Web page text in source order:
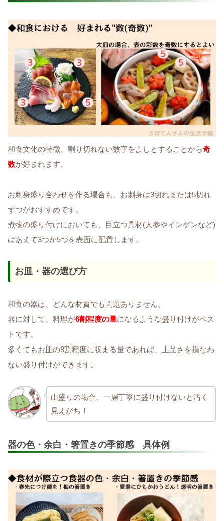
和食文化の特徴、割り切れない数字をよしとすることから奇
数が好まれます。
お刺身盛り合わせを作る場合も、お刺身は3切れまたは5切れ
ずつがおすすめです。
煮物の盛り付けにおいても、目立つ具材(人参やインゲンなど)
はあえて3つか5つを表面に配置します。
お皿・器の選び方
和食の器は、どんな材質でも問題ありません。
器に対して、料理が6割程度の量になるような盛り付けがベス
トです。
多くてもお皿の8割程度に収まる量であれば、上品さを損なわ
ない盛り付けができます。
山盛りの場合、一層丁寧に盛り付けないと汚く
見えがち！
器の色・余白・箸置きの季節感 具体例